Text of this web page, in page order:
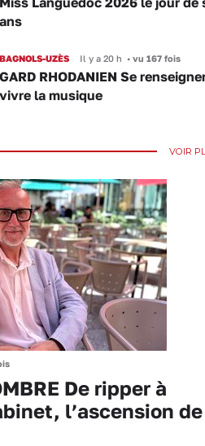
ans
BAGNOLS-UZÈS Il y a 20 h •vu 167 fois
GARD RHODANIEN Se
vivre la musique
VOIR
De ripper à
l’ascension de